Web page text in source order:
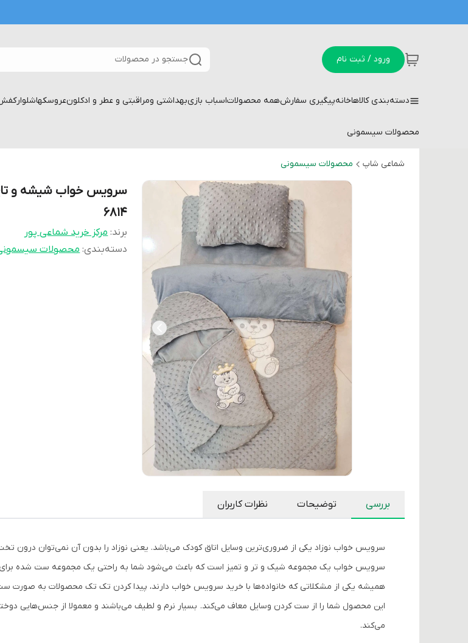
ورود / ثبت نام جستجو در محصولات
دسته‌بندی کالاهاخانهپیگیری سفارشهمه محصولاتاسباب بازیبهداشتی ومراقبتی و عطر و ادکلونعروسکهاشلوار
محصولات سیسمونی
شماعی شاپ محصولات سیسمونی
سرویس خواب شیشه و
۶۸۱۴
برند: مرکز خرید شماعی پور
دسته‌بندی:محصولات
بررسی توضیحات نظرات کاربران
سرویس خواب نوزاد یکی از ضروری‌ترین وسایل اتاق کودک می‌باشد. یعنی نوزاد را بدون آن نمی‌توان درون تخت
سرویس خواب یک مجموعه شیک و تر و تمیز است که باعث می‌شود شما به راحتی یک مجموعه ست شده برای
همیشه یکی از مشکلاتی که خانواده‌ها با خرید سرویس خواب دارند، پیدا کردن تک تک محصولات به
این محصول شما را از ست کردن وسایل معاف می‌کند. بسیار نرم و لطیف می‌باشند و معمولا از جنس‌هایی
می‌کند.